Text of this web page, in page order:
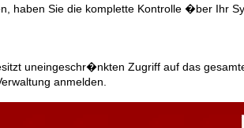
haben Sie die komplette Kontrolle �ber Ihr
uneingeschr�nkten Zugriff auf das
anmelden.